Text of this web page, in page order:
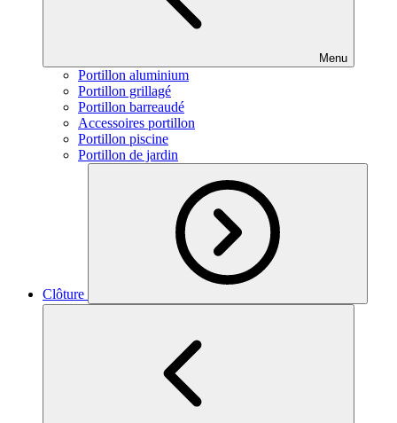
Menu
Portillon aluminium
Portillon grillagé
Portillon barreaudé
Accessoires portillon
Portillon piscine
Portillon de jardin
Clôture